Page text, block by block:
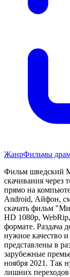
ЖанрФильмы
Фильм шведский
скачивания через
прямо на
Android, Айфон,
скачать фильм
HD 1080p,
формате. Раздача
нужное качество
представлены в
зарубежные
ноября 2021. Так
лишних